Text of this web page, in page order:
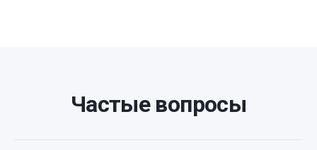
Частые вопросы